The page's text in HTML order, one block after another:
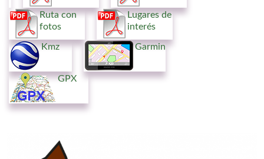
Ruta con
fotos
Lugares de
interés
Kmz Garmin
GPX